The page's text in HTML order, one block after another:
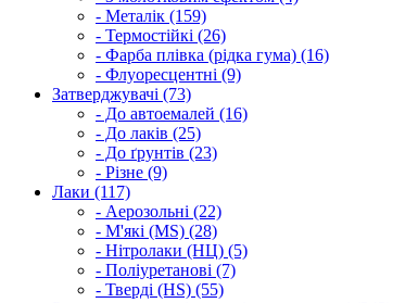
- Металік (159)
- Термостійкі (26)
- Фарба плівка (рідка гума) (16)
- Флуоресцентні (9)
Затверджувачі (73)
- До автоемалей (16)
- До лаків (25)
- До ґрунтів (23)
- Різне (9)
Лаки (117)
- Аерозольні (22)
- М'які (MS) (28)
- Нітролаки (НЦ) (5)
- Поліуретанові (7)
- Тверді (HS) (55)